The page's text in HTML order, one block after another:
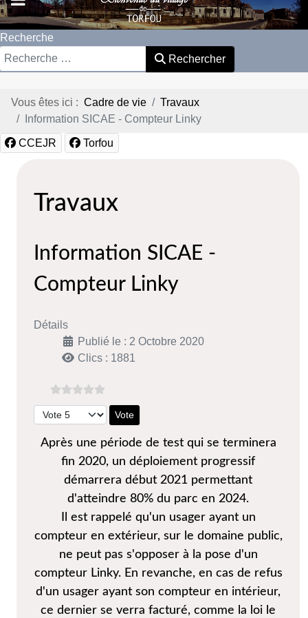
Recherche
Rechercher
Vous êtes ici : Cadre de vie
Travaux
Information SICAE - Compteur Linky
CCEJR Torfou
Travaux
Information SICAE -
Compteur Linky
Détails
Publié le : 2 Octobre 2020
Clics : 1881
Veuillez voter
Après une période de test qui se terminera
fin 2020, un déploiement progressif
démarrera début 2021 permettant
d'atteindre 80% du parc en 2024.
Il est rappelé qu'un usager ayant un
compteur en extérieur, sur le domaine public,
ne peut pas s'opposer à la pose d'un
compteur Linky. En revanche, en cas de refus
d'un usager ayant son compteur en intérieur,
ce dernier se verra facturé, comme la loi le